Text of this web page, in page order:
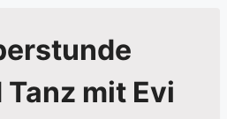
mit Evi